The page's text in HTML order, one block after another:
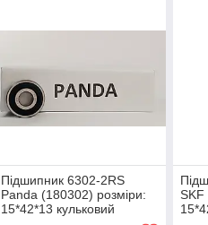
Підшипник 6302-2RS
Panda (180302) розміри:
15*42*13 кульковий
SKF